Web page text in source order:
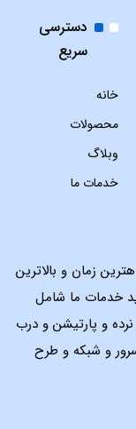
دسترسی
سریع
خانه
محصولات
وبلاگ
خدمات ما
زمان و بالاترین
خدمات ما شامل
و پارتیشن و درب
و شبکه و طرح